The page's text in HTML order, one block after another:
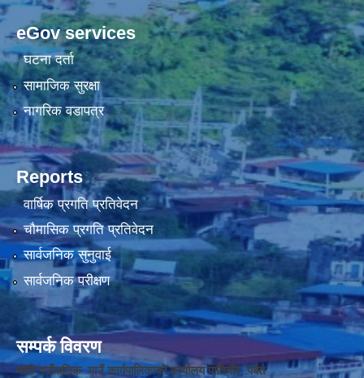
eGov services
घटना दर्ता
सामाजिक सुरक्षा
नागरिक वडापत्र
Reports
वार्षिक प्रगति प्रतिवेदन
चौमासिक प्रगति प्रतिवेदन
सार्वजनिक सुनुवाई
सार्वजनिक परीक्षण
सम्पर्क विवरण
मोदी गाउँपालिक गाउँ कार्यपालिकाको कार्यालय पातिचौर, पर्बत